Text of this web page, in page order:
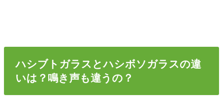
ハシブトガラスとハシボソガラスの違
いは？鳴き声も違うの？